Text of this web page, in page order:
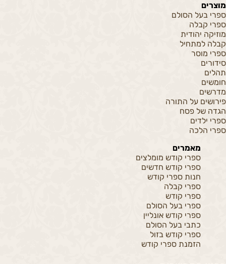
מוצרים
ספרי בעל הסולם
ספרי קבלה
מוזיקה יהודית
קבלה למתחיל
ספרי מוסר
סידורים
תהלים
חומשים
מדרשים
פירושים על התורה
הגדה של פסח
ספרי ילדים
ספרי הלכה
מאמרים
ספרי קודש מומלצים
ספרי קודש חדשים
חנות ספרי קודש
ספרי קבלה
ספרי קודש
ספרי בעל הסולם
ספרי קודש אונליין
כתבי בעל הסולם
ספרי קודש בזול
הזמנת ספרי קודש